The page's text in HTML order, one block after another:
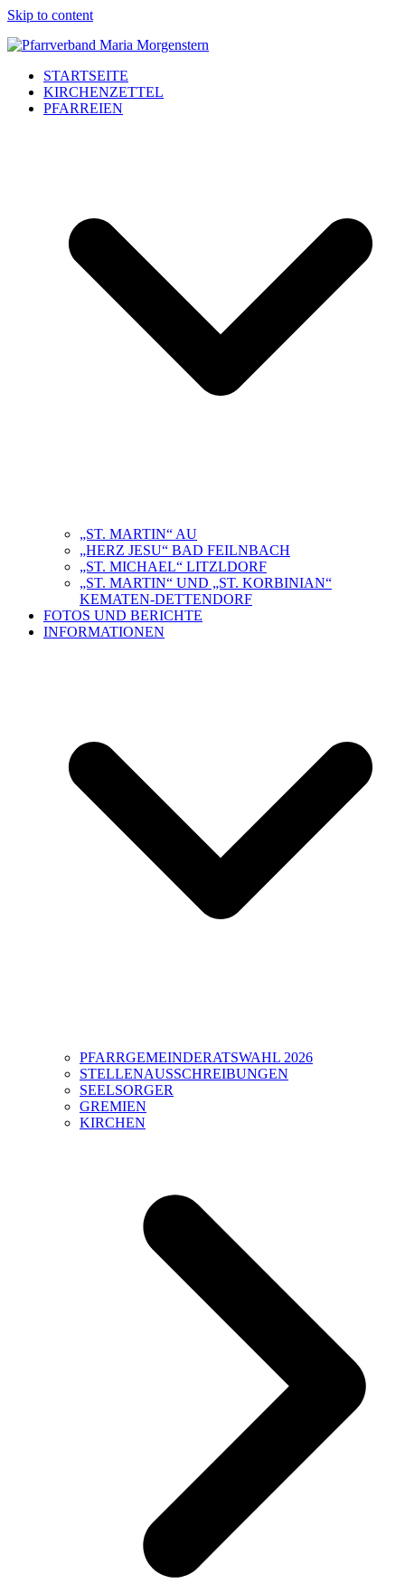
Skip to content
STARTSEITE
KIRCHENZETTEL
PFARREIEN
„ST. MARTIN“ AU
„HERZ JESU“ BAD FEILNBACH
„ST. MICHAEL“ LITZLDORF
„ST. MARTIN“ UND „ST. KORBINIAN“
KEMATEN-DETTENDORF
FOTOS UND BERICHTE
INFORMATIONEN
PFARRGEMEINDERATSWAHL 2026
STELLENAUSSCHREIBUNGEN
SEELSORGER
GREMIEN
KIRCHEN